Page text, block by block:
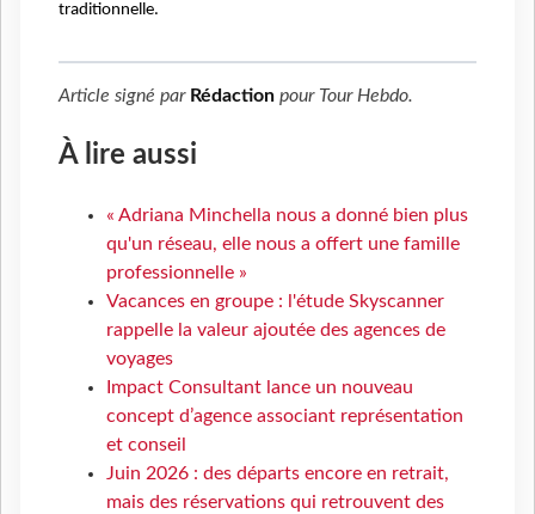
traditionnelle.
Article signé par Rédaction pour Tour Hebdo.
À lire aussi
« Adriana Minchella nous a donné bien plus
qu'un réseau, elle nous a offert une famille
professionnelle »
Vacances en groupe : l'étude Skyscanner
rappelle la valeur ajoutée des agences de
voyages
Impact Consultant lance un nouveau
concept d’agence associant représentation
et conseil
Juin 2026 : des départs encore en retrait,
mais des réservations qui retrouvent des